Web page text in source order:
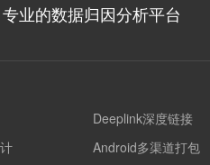
专业的数据归因分析平台
Deeplink深度链接
Android多渠道打包